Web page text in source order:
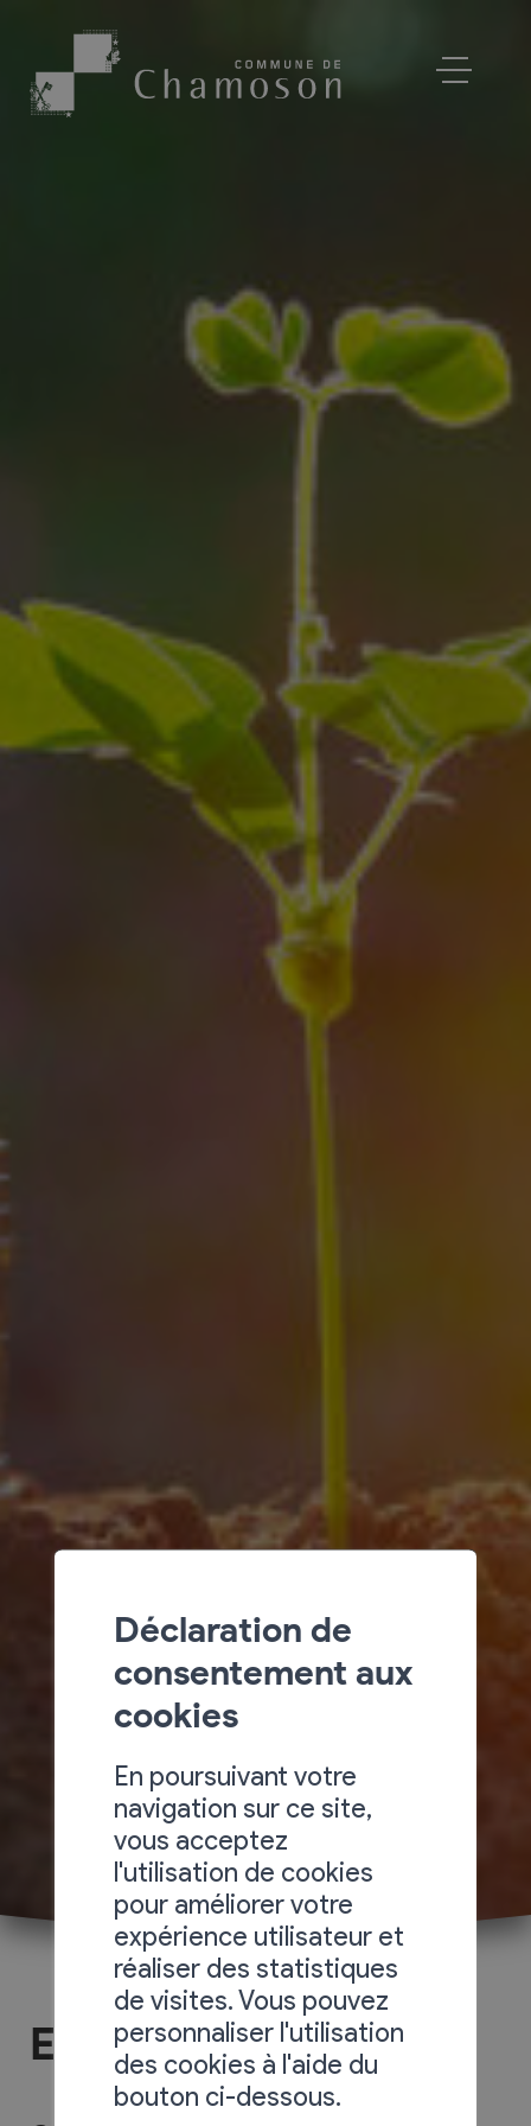
Energie
Déclaration de
consentement aux
cookies
En poursuivant votre
navigation sur ce site,
vous acceptez
l'utilisation de cookies
pour améliorer votre
expérience utilisateur et
réaliser des statistiques
de visites. Vous pouvez
personnaliser l'utilisation
des cookies à l'aide du
bouton ci-dessous.